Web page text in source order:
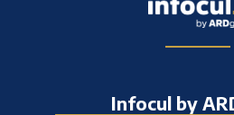
Infocul by